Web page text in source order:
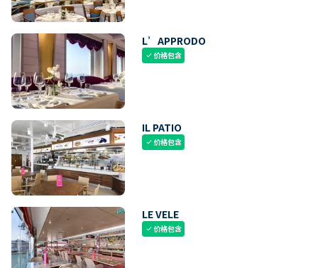
L’APPRODO
check价格包含
IL PATIO
check价格包含
LE VELE
check价格包含